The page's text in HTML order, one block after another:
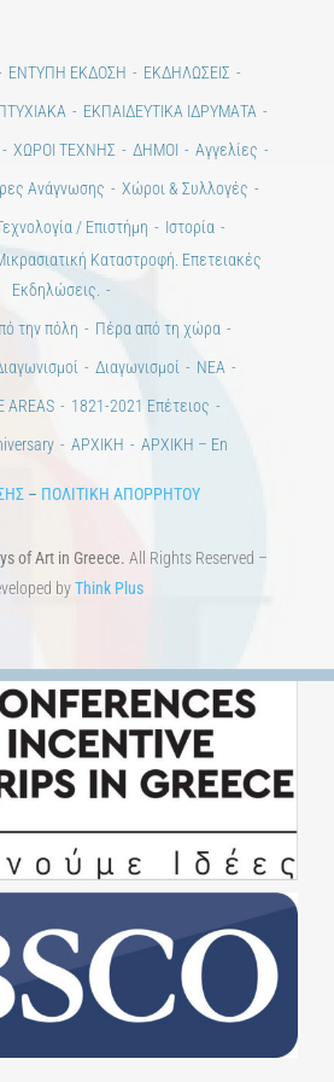
ΕΝΤΥΠΗ ΕΚΔΟΣΗ
ΕΚΔΗΛΩΣΕΙΣ
ΕΚΠΑΙΔΕΥΤΙΚΑ ΙΔΡΥΜΑΤΑ
ΧΩΡΟΙ ΤΕΧΝΗΣ ΔΗΜΟΙ
Αγγελίες
Ανάγνωσης
Χώροι & Συλλογές
/ Επιστήμη
Ιστορία
Καταστροφή. Επετειακές
Εκδηλώσεις.
την πόλη
Πέρα από τη χώρα
Διαγωνισμοί
ΝΕΑ
AREAS
1821-2021 Επέτειος
ΑΡΧΙΚΗ ΑΡΧΙΚΗ – En
– ΠΟΛΙΤΙΚΗ ΑΠΟΡΡΗΤΟΥ
of Art in Greece. All Rights Reserved –
byThink Plus